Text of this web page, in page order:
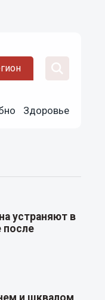
Здоровье
устраняют в
после
и шквалом